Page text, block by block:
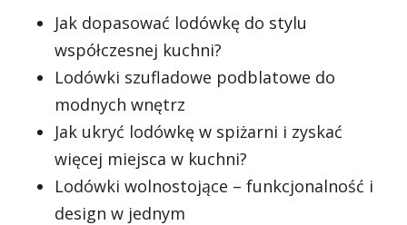
Jak dopasować lodówkę do stylu
współczesnej kuchni?
Lodówki szufladowe podblatowe do
modnych wnętrz
Jak ukryć lodówkę w spiżarni i zyskać
więcej miejsca w kuchni?
Lodówki wolnostojące – funkcjonalność i
design w jednym